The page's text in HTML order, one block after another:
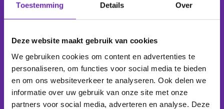
Toestemming Details Over
Deze website maakt gebruik van cookies
We gebruiken cookies om content en advertenties te
personaliseren, om functies voor social media te bieden
en om ons websiteverkeer te analyseren. Ook delen we
informatie over uw gebruik van onze site met onze
partners voor social media, adverteren en analyse. Deze
Wij beheren1.039.054 domeinnamen voor277.815
klanten.
Producten
Domeinnaam